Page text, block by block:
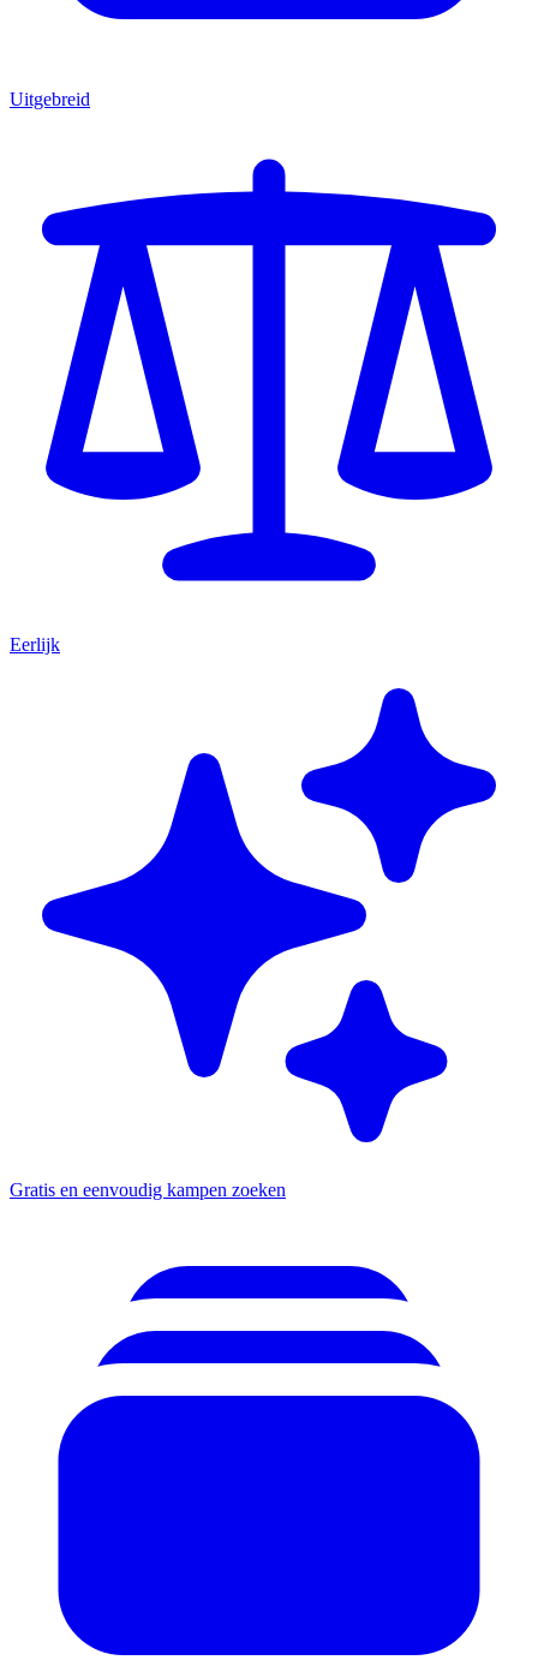
Uitgebreid
Eerlijk
Gratis en eenvoudig kampen zoeken